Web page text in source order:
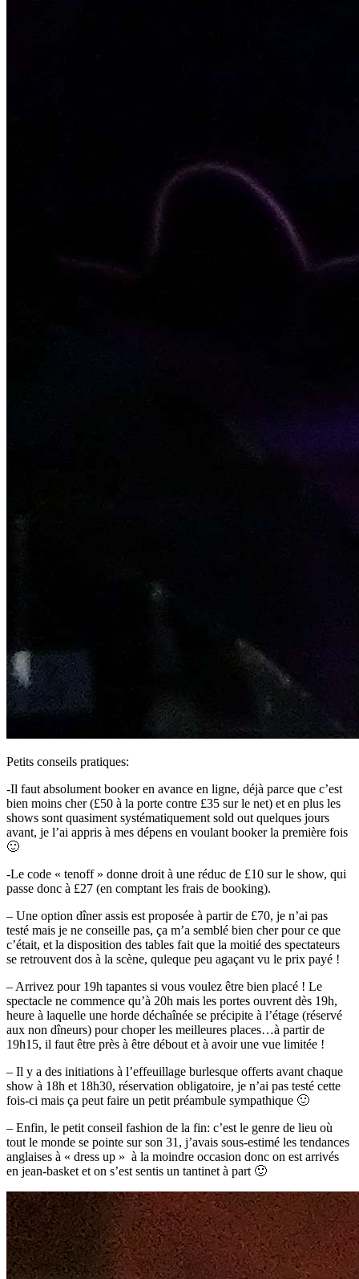
Petits conseils pratiques:
-Il faut absolument booker en avance en ligne, déjà parce que c’est
bien moins cher (£50 à la porte contre £35 sur le net) et en plus les
shows sont quasiment systématiquement sold out quelques jours
avant, je l’ai appris à mes dépens en voulant booker la première fois
🙂
-Le code « tenoff » donne droit à une réduc de £10 sur le show, qui
passe donc à £27 (en comptant les frais de booking).
– Une option dîner assis est proposée à partir de £70, je n’ai pas
testé mais je ne conseille pas, ça m’a semblé bien cher pour ce que
c’était, et la disposition des tables fait que la moitié des spectateurs
se retrouvent dos à la scène, quleque peu agaçant vu le prix payé !
– Arrivez pour 19h tapantes si vous voulez être bien placé ! Le
spectacle ne commence qu’à 20h mais les portes ouvrent dès 19h,
heure à laquelle une horde déchaînée se précipite à l’étage (réservé
aux non dîneurs) pour choper les meilleures places…à partir de
19h15, il faut être près à être débout et à avoir une vue limitée !
– Il y a des initiations à l’effeuillage burlesque offerts avant chaque
show à 18h et 18h30, réservation obligatoire, je n’ai pas testé cette
fois-ci mais ça peut faire un petit préambule sympathique 🙂
– Enfin, le petit conseil fashion de la fin: c’est le genre de lieu où
tout le monde se pointe sur son 31, j’avais sous-estimé les tendances
anglaises à « dress up » à la moindre occasion donc on est arrivés
en jean-basket et on s’est sentis un tantinet à part 🙂